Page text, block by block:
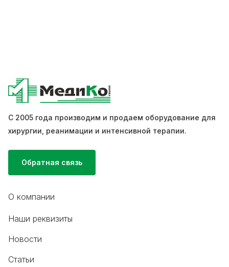
С 2005 года производим и продаем оборудование для
хирургии, реанимации и интенсивной терапии.
Обратная связь
О компании
Наши реквизиты
Новости
Статьи